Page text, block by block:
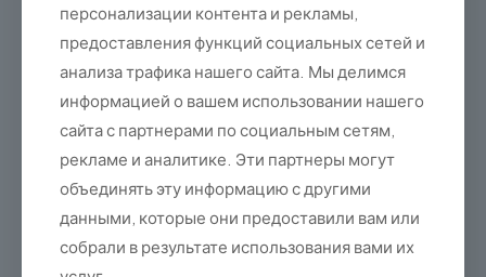
персонализации контента и рекламы,
предоставления функций социальных сетей и
анализа трафика нашего сайта. Мы делимся
информацией о вашем использовании нашего
сайта с партнерами по социальным сетям,
рекламе и аналитике. Эти партнеры могут
объединять эту информацию с другими
данными, которые они предоставили вам или
собрали в результате использования вами их